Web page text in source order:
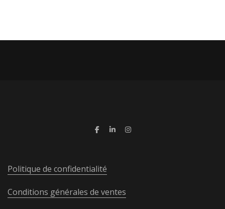
Politique de confidentialité
Conditions générales de ventes